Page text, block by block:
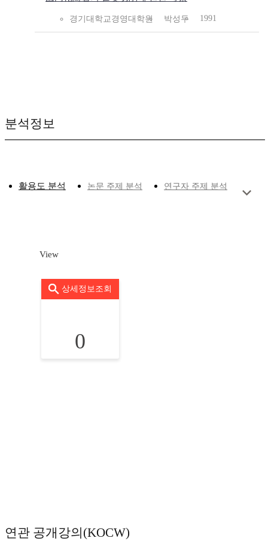
경기대학교경영대학원 박성두 1991
분석정보
활용도 분석 논문 주제 분석 연구자 주제 분석
View
상세정보조회
0
연관 공개강의(KOCW)